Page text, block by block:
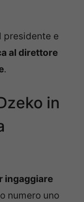
presidente e
al direttore
.
in
ingaggiare
numero uno